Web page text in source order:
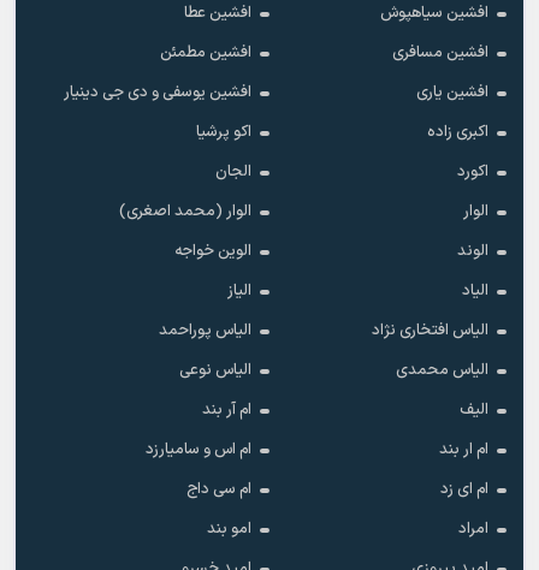
افشین سیاهپوش
افشین عطا
افشین مسافری
افشین مطمئن
افشین یاری
افشین یوسفی و دی جی دینیار
اکبری زاده
اکو پرشیا
اکورد
الجان
الوار
الوار (محمد اصغری)
الوند
الوین خواجه
الیاد
الیاز
الیاس افتخاری نژاد
الیاس پوراحمد
الیاس محمدی
الیاس نوعی
الیف
ام آر بند
ام ار بند
ام اس و سامیارزد
ام ای زد
ام سی داج
امراد
امو بند